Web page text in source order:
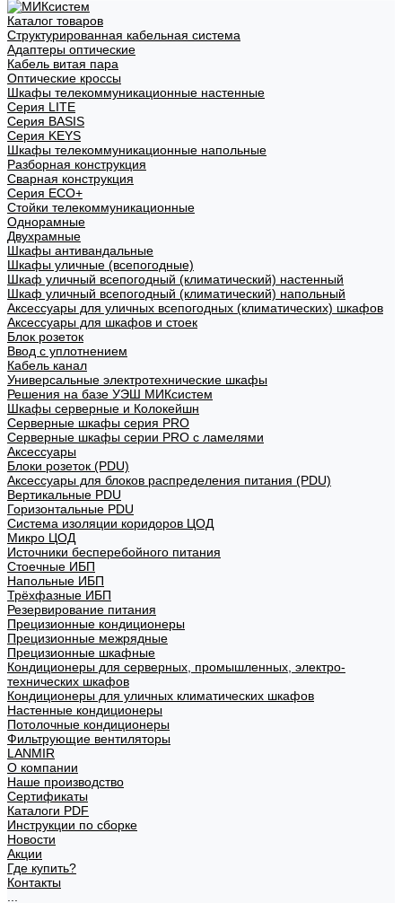
Каталог товаров
Структурированная кабельная система
Адаптеры оптические
Кабель витая пара
Оптические кроссы
Шкафы телекоммуникационные настенные
Cерия LITE
Cерия BASIS
Cерия KEYS
Шкафы телекоммуникационные напольные
Разборная конструкция
Сварная конструкция
Серия ECO+
Стойки телекоммуникационные
Однорамные
Двухрамные
Шкафы антивандальные
Шкафы уличные (всепогодные)
Шкаф уличный всепогодный (климатический) настенный
Шкаф уличный всепогодный (климатический) напольный
Аксессуары для уличных всепогодных (климатических) шкафов
Аксессуары для шкафов и стоек
Блок розеток
Ввод с уплотнением
Кабель канал
Универсальные электротехнические шкафы
Решения на базе УЭШ МИКсистем
Шкафы серверные и Колокейшн
Серверные шкафы серия PRO
Серверные шкафы серии PRO с ламелями
Аксессуары
Блоки розеток (PDU)
Аксессуары для блоков распределения питания (PDU)
Вертикальные PDU
Горизонтальные PDU
Система изоляции коридоров ЦОД
Микро ЦОД
Источники бесперебойного питания
Стоечные ИБП
Напольные ИБП
Трёхфазные ИБП
Резервирование питания
Прецизионные кондиционеры
Прецизионные межрядные
Прецизионные шкафные
Кондиционеры для серверных, промышленных, электро-
технических шкафов
Кондиционеры для уличных климатических шкафов
Настенные кондиционеры
Потолочные кондиционеры
Фильтрующие вентиляторы
LANMIR
О компании
Наше производство
Сертификаты
Каталоги PDF
Инструкции по сборке
Новости
Акции
Где купить?
Контакты